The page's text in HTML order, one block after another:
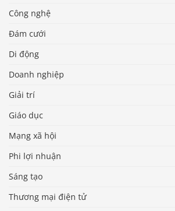
Công nghệ
Đám cưới
Di động
Doanh nghiệp
Giải trí
Giáo dục
Mạng xã hội
Phi lợi nhuận
Sáng tạo
Thương mại điện tử